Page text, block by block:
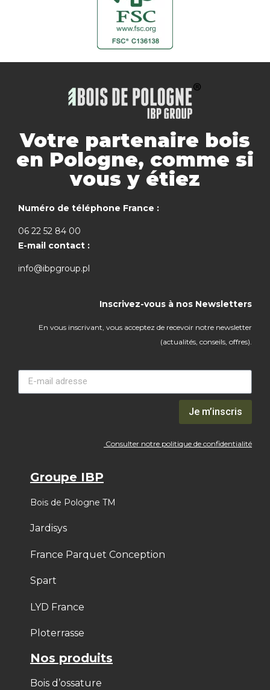
Votre partenaire bois
en Pologne, comme si
vous y étiez
Numéro de téléphone France :
06 22 52 84 00
E-mail contact :
info@ibpgroup.pl
Inscrivez-vous à nos Newsletters
En vous inscrivant, vous acceptez de recevoir notre newsletter
(actualités, conseils, offres).
Je m’inscris
Consulter notre politique de confidentialité
Groupe IBP
Bois de Pologne TM
Jardisys
France Parquet Conception
Spart
LYD France
Ploterrasse
Nos produits
Bois d’ossature